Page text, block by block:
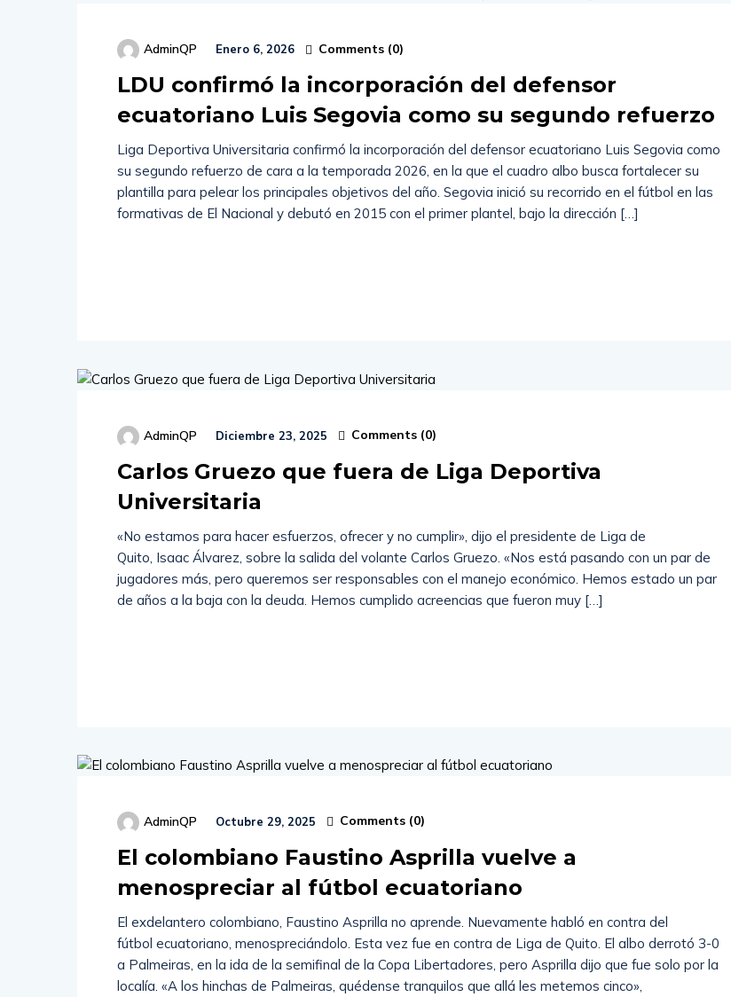
AdminQP Enero 6, 2026 Comments (0)
LDU confirmó la incorporación del defensor
ecuatoriano Luis Segovia como su segundo refuerzo
Liga Deportiva Universitaria confirmó la incorporación del defensor ecuatoriano Luis Segovia como
su segundo refuerzo de cara a la temporada 2026, en la que el cuadro albo busca fortalecer su
plantilla para pelear los principales objetivos del año. Segovia inició su recorrido en el fútbol en las
formativas de El Nacional y debutó en 2015 con el primer plantel, bajo la dirección […]
AdminQP Diciembre 23, 2025 Comments (0)
Carlos Gruezo que fuera de Liga Deportiva
Universitaria
«No estamos para hacer esfuerzos, ofrecer y no cumplir», dijo el presidente de Liga de
Quito, Isaac Álvarez, sobre la salida del volante Carlos Gruezo. «Nos está pasando con un par de
jugadores más, pero queremos ser responsables con el manejo económico. Hemos estado un par
de años a la baja con la deuda. Hemos cumplido acreencias que fueron muy […]
AdminQP Octubre 29, 2025 Comments (0)
El colombiano Faustino Asprilla vuelve a
menospreciar al fútbol ecuatoriano
El exdelantero colombiano, Faustino Asprilla no aprende. Nuevamente habló en contra del
fútbol ecuatoriano, menospreciándolo. Esta vez fue en contra de Liga de Quito. El albo derrotó 3-0
a Palmeiras, en la ida de la semifinal de la Copa Libertadores, pero Asprilla dijo que fue solo por la
localía. «A los hinchas de Palmeiras, quédense tranquilos que allá les metemos cinco»,